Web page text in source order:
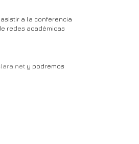
a la conferencia
redes académicas
y podremos